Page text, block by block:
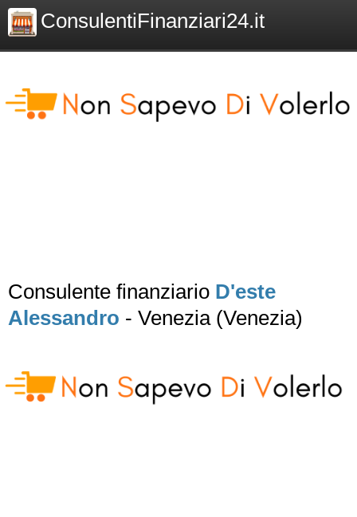
ConsulentiFinanziari24.it
Consulente finanziario D'este
Alessandro - Venezia (Venezia)